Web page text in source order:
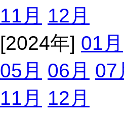
11月 12月
[2024年] 01月
05月 06月 07
11月 12月